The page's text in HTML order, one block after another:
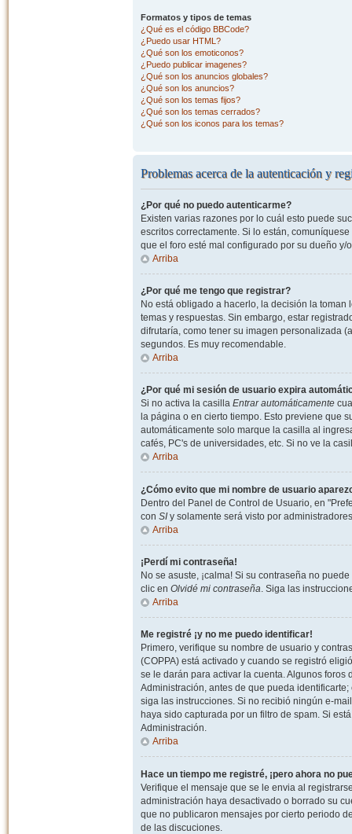
Formatos y tipos de temas
¿Qué es el código BBCode?
¿Puedo usar HTML?
¿Qué son los emoticonos?
¿Puedo publicar imagenes?
¿Qué son los anuncios globales?
¿Qué son los anuncios?
¿Qué son los temas fijos?
¿Qué son los temas cerrados?
¿Qué son los iconos para los temas?
Problemas acerca de la autenticación y
¿Por qué no puedo autenticarme?
Existen varias razones por lo cuál esto puede
escritos correctamente. Si lo están,
que el foro esté mal configurado por su dueño
Arriba
¿Por qué me tengo que registrar?
No está obligado a hacerlo, la decisión la
temas y respuestas. Sin embargo, estar
difrutaría, como tener su imagen personalizada
segundos. Es muy recomendable.
Arriba
¿Por qué mi sesión de usuario expira
Si no activa la casilla Entrar automáticamente
la página o en cierto tiempo. Esto previene que
automáticamente solo marque la casilla al
cafés, PC's de universidades, etc. Si no ve la
Arriba
¿Cómo evito que mi nombre de usuario
Dentro del Panel de Control de Usuario, en
con SIy solamente será visto por
Arriba
¡Perdí mi contraseña!
No se asuste, ¡calma! Si su contraseña no
clic en Olvidé mi contraseña. Siga las
Arriba
Me registré ¡y no me puedo identificar!
Primero, verifique su nombre de usuario y
(COPPA) está activado y cuando se registró
se le darán para activar la cuenta. Algunos
Administración, antes de que pueda
siga las instrucciones. Si no recibió ningún e-
haya sido capturada por un filtro de spam. Si
Administración.
Arriba
Hace un tiempo me registré, ¡pero ahora no
Verifique el mensaje que se le envia al
administración haya desactivado o borrado su
que no publicaron mensajes por cierto periodo
de las discuciones.